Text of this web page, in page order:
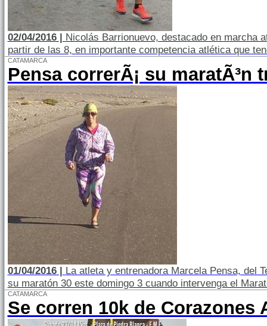
02/04/2016 | Nicolás Barrionuevo, destacado en marcha
partir de las 8, en importante competencia atlética que
CATAMARCA
Pensa correrÃ¡ su maratÃ³n
01/04/2016 | La atleta y entrenadora Marcela Pensa, del
su maratón 30 este domingo 3 cuando intervenga el
CATAMARCA
Se corren 10k de Corazones